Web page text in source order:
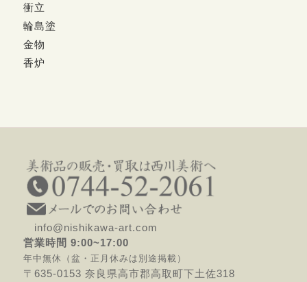
衝立
輪島塗
金物
香炉
info@nishikawa-art.com
営業時間 9:00~17:00
年中無休（盆・正月休みは別途掲載）
〒635-0153 奈良県高市郡高取町下土佐318